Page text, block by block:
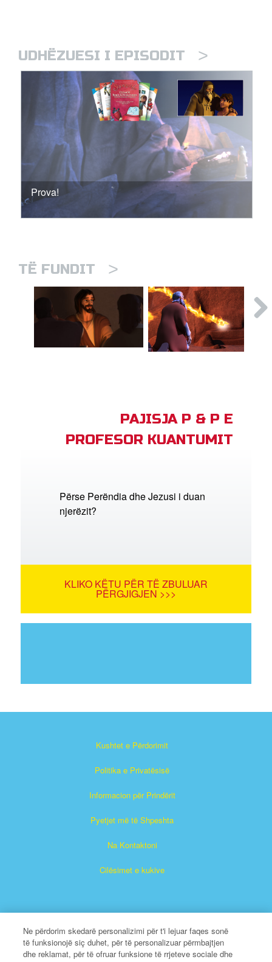
UDHËZUESI I EPISODIT >
Prova!
TË FUNDIT >
PAJISJA P & P E
PROFESOR KUANTUMIT
Përse Perëndia dhe Jezusi i duan
njerëzit?
KLIKO KËTU PËR TË ZBULUAR
PËRGJIGJEN >>>
Kushtet e Përdorimit
Politika e Privatësisë
Informacion për Prindërit
Pyetjet më të Shpeshta
Na Kontaktoni
Cilësimet e kukive
Ne përdorim skedarë personalizimi për t'i lejuar faqes sonë
të funksionojë siç duhet, për të personalizuar përmbajtjen
dhe reklamat, për të ofruar funksione të rrjeteve sociale dhe